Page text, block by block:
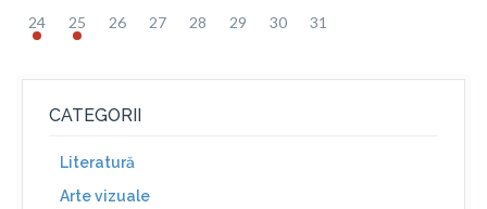
24 25 26 27 28 29 30 31
CATEGORII
Literatură
Arte vizuale